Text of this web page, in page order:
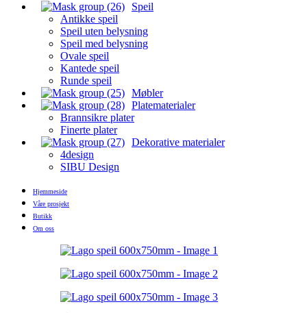
Speil
Antikke speil
Speil uten belysning
Speil med belysning
Ovale speil
Kantede speil
Runde speil
Møbler
Platematerialer
Brannsikre plater
Finerte plater
Dekorative materialer
4design
SIBU Design
Hjemmeside
Våre prosjekt
Butikk
Om oss